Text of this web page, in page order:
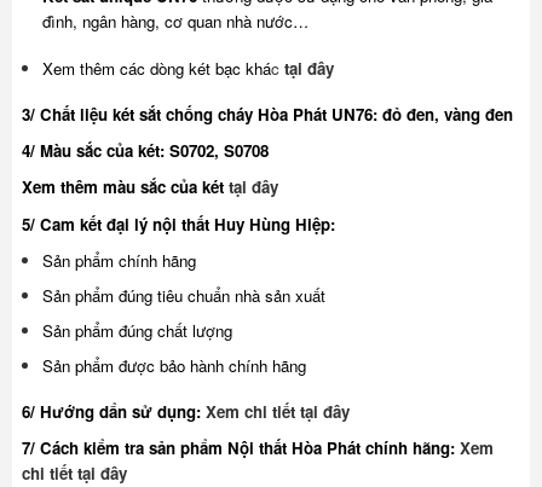
đình, ngân hàng, cơ quan nhà nước…
Xem thêm các dòng két bạc khác tại đây
3/ Chất liệu két sắt chống cháy Hòa Phát UN76: đỏ đen, vàng đen
4/ Màu sắc của két: S0702, S0708
Xem thêm màu sắc của két tại đây
5/ Cam kết đại lý nội thất Huy Hùng Hiệp:
Sản phẩm chính hãng
Sản phẩm đúng tiêu chuẩn nhà sản xuất
Sản phẩm đúng chất lượng
Sản phẩm được bảo hành chính hãng
6/ Hướng dẩn sử dụng: Xem chi tiết tại đây
7/ Cách kiểm tra sản phẩm Nội thất Hòa Phát chính hãng: Xem
chi tiết tại đây